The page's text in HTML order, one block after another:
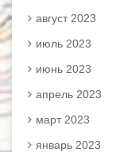
август 2023
июль 2023
июнь 2023
апрель 2023
март 2023
январь 2023